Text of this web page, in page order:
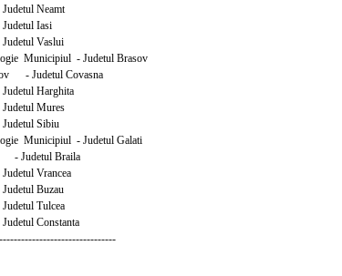
Municipiul - Judetul Brasov
Covasna
Municipiul - Judetul Galati
Braila